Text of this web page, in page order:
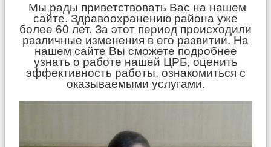
Запись на прием
УЧЕТНАЯ ПОЛИТИКА
Противодействия коррупции
ОМС
COVID-19
Мы рады приветствовать Вас на нашем
сайте. Здравоохранению района уже
более 60 лет. За этот период происходили
различные изменения в его развитии. На
нашем сайте Вы сможете подробнее
узнать о работе нашей ЦРБ, оценить
эффективность работы, ознакомиться с
оказываемыми услугами.